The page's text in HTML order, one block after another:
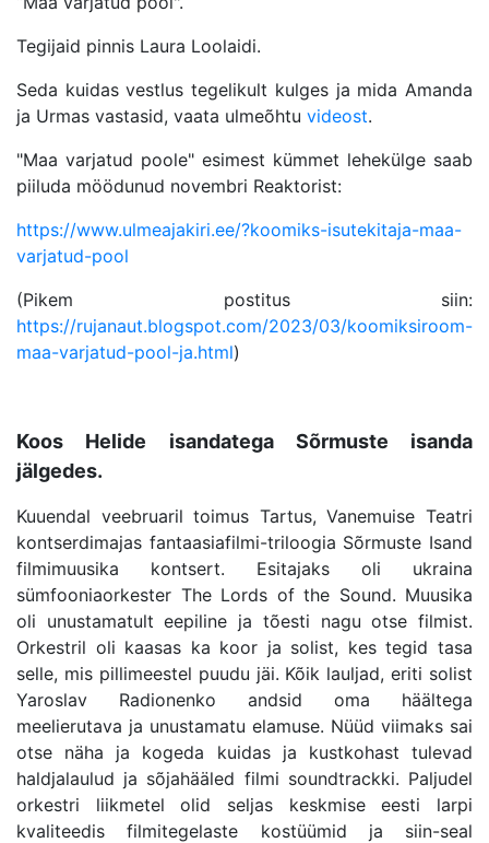
Tegijaid pinnis Laura Loolaidi.
Seda kuidas vestlus tegelikult kulges ja mida Amanda
ja Urmas vastasid, vaata ulmeõhtu videost.
"Maa varjatud poole" esimest kümmet lehekülge saab
piiluda möödunud novembri Reaktorist:
https://www.ulmeajakiri.ee/?koomiks-isutekitaja-maa-
varjatud-pool
(Pikem postitus siin:
https://rujanaut.blogspot.com/2023/03/koomiksiroom-
maa-varjatud-pool-ja.html)
Koos Helide isandatega Sõrmuste isanda
jälgedes.
Kuuendal veebruaril toimus Tartus, Vanemuise Teatri
kontserdimajas fantaasiafilmi-triloogia Sõrmuste Isand
filmimuusika kontsert. Esitajaks oli ukraina
sümfooniaorkester The Lords of the Sound. Muusika
oli unustamatult eepiline ja tõesti nagu otse filmist.
Orkestril oli kaasas ka koor ja solist, kes tegid tasa
selle, mis pillimeestel puudu jäi. Kõik lauljad, eriti solist
Yaroslav Radionenko andsid oma häältega
meelierutava ja unustamatu elamuse. Nüüd viimaks sai
otse näha ja kogeda kuidas ja kustkohast tulevad
haldjalaulud ja sõjahääled filmi soundtrackki. Paljudel
orkestri liikmetel olid seljas keskmise eesti larpi
kvaliteedis filmitegelaste kostüümid ja siin-seal